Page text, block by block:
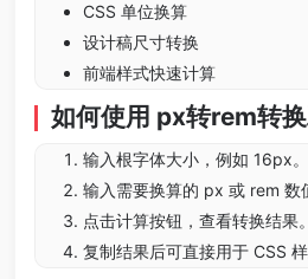
CSS 单位换算
设计稿尺寸转换
前端样式快速计算
如何使用 px转rem转
输入根字体大小，例如 16px。
输入需要换算的 px 或 rem 数
点击计算按钮，查看转换结果。
复制结果后可直接用于 CSS 样